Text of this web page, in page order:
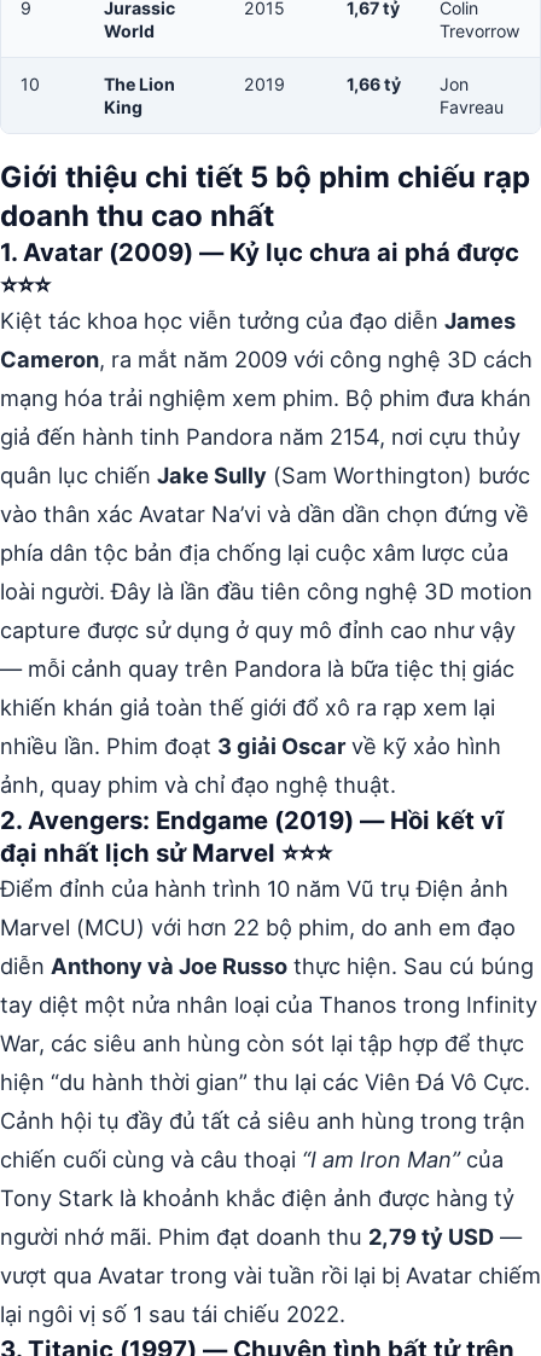
9
Jurassic
World
2015 1,67 tỷ
Colin
Trevorrow
10
The Lion
King
2019 1,66 tỷ
Jon
Favreau
Giới thiệu chi tiết 5 bộ phim chiếu rạp
doanh thu cao nhất
1. Avatar (2009) — Kỷ lục chưa ai phá được
⭐⭐⭐
Kiệt tác khoa học viễn tưởng của đạo diễn James
Cameron, ra mắt năm 2009 với công nghệ 3D cách
mạng hóa trải nghiệm xem phim. Bộ phim đưa khán
giả đến hành tinh Pandora năm 2154, nơi cựu thủy
quân lục chiến Jake Sully (Sam Worthington) bước
vào thân xác Avatar Na’vi và dần dần chọn đứng về
phía dân tộc bản địa chống lại cuộc xâm lược của
loài người. Đây là lần đầu tiên công nghệ 3D motion
capture được sử dụng ở quy mô đỉnh cao như vậy
— mỗi cảnh quay trên Pandora là bữa tiệc thị giác
khiến khán giả toàn thế giới đổ xô ra rạp xem lại
nhiều lần. Phim đoạt 3 giải Oscarvề kỹ xảo hình
ảnh, quay phim và chỉ đạo nghệ thuật.
2. Avengers: Endgame (2019) — Hồi kết vĩ
đại nhất lịch sử Marvel ⭐⭐⭐
Điểm đỉnh của hành trình 10 năm Vũ trụ Điện ảnh
Marvel (MCU) với hơn 22 bộ phim, do anh em đạo
diễn Anthony và Joe Russo thực hiện. Sau cú búng
tay diệt một nửa nhân loại của Thanos trong Infinity
War, các siêu anh hùng còn sót lại tập hợp để thực
hiện “du hành thời gian” thu lại các Viên Đá Vô Cực.
Cảnh hội tụ đầy đủ tất cả siêu anh hùng trong trận
chiến cuối cùng và câu thoại “I am Iron Man”của
Tony Stark là khoảnh khắc điện ảnh được hàng tỷ
người nhớ mãi. Phim đạt doanh thu 2,79 tỷ USD —
vượt qua Avatar trong vài tuần rồi lại bị Avatar chiếm
lại ngôi vị số 1 sau tái chiếu 2022.
3. Titanic (1997) — Chuyện tình bất tử trên